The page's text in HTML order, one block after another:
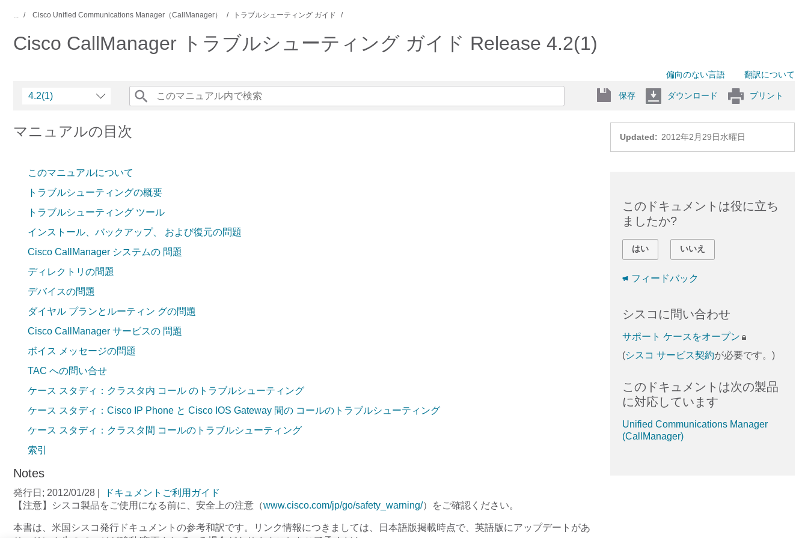
... Cisco Unified Communications Manager（CallManager） トラブルシューティング ガイド
Cisco CallManager トラブルシューティング ガイド Release 4.2(1)
偏向のない言語 翻訳について
4.2(1) 保存 ダウンロード プリント
Updated: 2012年2月29日水曜日
マニュアルの目次
このマニュアルについて
トラブルシューティングの概要
トラブルシューティング ツール
インストール、バックアップ、 および復元の問題
Cisco CallManager システムの 問題
ディレクトリの問題
デバイスの問題
ダイヤル プランとルーティン グの問題
Cisco CallManager サービスの 問題
ボイス メッセージの問題
TAC への問い合せ
ケース スタディ：クラスタ内 コール のトラブルシューティング
ケース スタディ：Cisco IP Phone と Cisco IOS Gateway 間の コールのトラブルシューティング
ケース スタディ：クラスタ間 コールのトラブルシューティング
索引
Notes
発行日; 2012/01/28
ドキュメントご利用ガイド
【注意】シスコ製品をご使用になる前に、安全上の注意（www.cisco.com/jp/go/safety_warning/）をご確認ください。
本書は、米国シスコ発行ドキュメントの参考和訳です。リンク情報につきましては、日本語版掲載時点で、英語版にアップデートがあ
このドキュメントは役に立ち
ましたか?
はい いいえ
フィードバック
シスコに問い合わせ
サポート ケースをオープン
(シスコ サービス契約が必要です。)
このドキュメントは次の製品
に対応しています
Unified Communications Manager
(CallManager)